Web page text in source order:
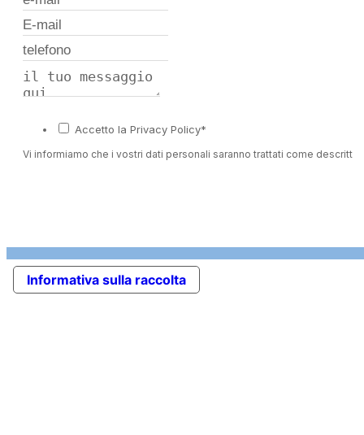
Accetto la Privacy Policy*
Vi informiamo che i vostri dati personali saranno trattati come descritto
Informativa sulla raccolta